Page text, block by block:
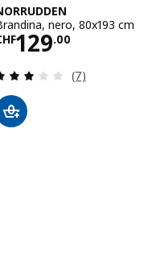
nero, 80x193 cm
129.00CHF
(7)